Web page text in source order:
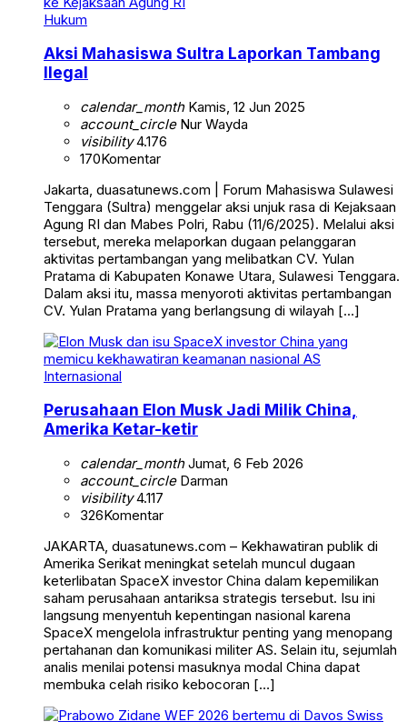
Hukum
Aksi Mahasiswa Sultra Laporkan Tambang
Ilegal
calendar_monthKamis, 12 Jun 2025
account_circleNur Wayda
visibility4.176
170Komentar
Jakarta, duasatunews.com | Forum Mahasiswa Sulawesi
Tenggara (Sultra) menggelar aksi unjuk rasa di Kejaksaan
Agung RI dan Mabes Polri, Rabu (11/6/2025). Melalui aksi
tersebut, mereka melaporkan dugaan pelanggaran
aktivitas pertambangan yang melibatkan CV. Yulan
Pratama di Kabupaten Konawe Utara, Sulawesi Tenggara.
Dalam aksi itu, massa menyoroti aktivitas pertambangan
CV. Yulan Pratama yang berlangsung di wilayah […]
Internasional
Perusahaan Elon Musk Jadi Milik China,
Amerika Ketar-ketir
calendar_monthJumat, 6 Feb 2026
account_circleDarman
visibility4.117
326Komentar
JAKARTA, duasatunews.com – Kekhawatiran publik di
Amerika Serikat meningkat setelah muncul dugaan
keterlibatan SpaceX investor China dalam kepemilikan
saham perusahaan antariksa strategis tersebut. Isu ini
langsung menyentuh kepentingan nasional karena
SpaceX mengelola infrastruktur penting yang menopang
pertahanan dan komunikasi militer AS. Selain itu, sejumlah
analis menilai potensi masuknya modal China dapat
membuka celah risiko kebocoran […]